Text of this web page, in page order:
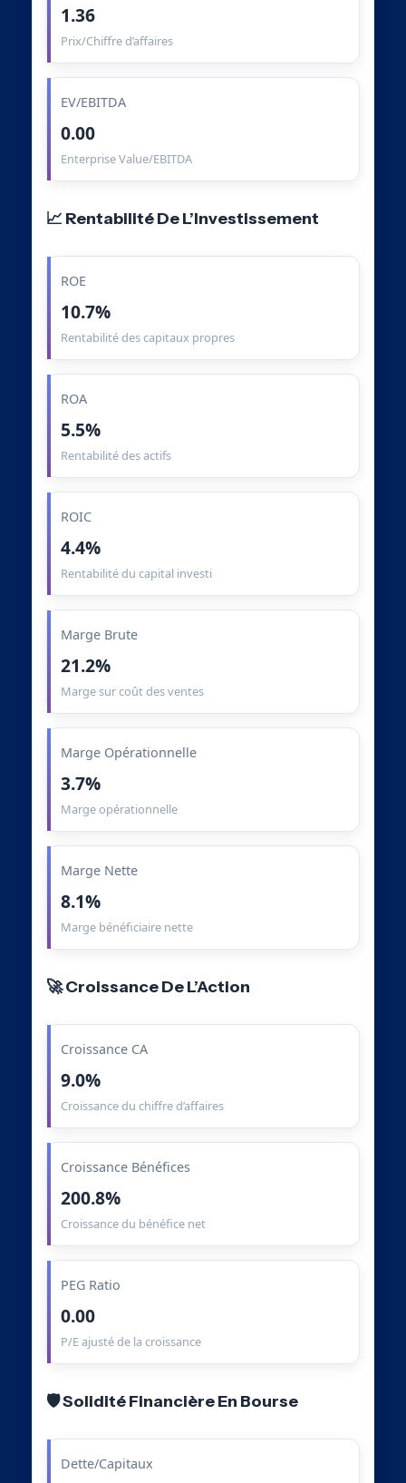
1.36
Prix/Chiffre d’affaires
EV/EBITDA
0.00
Enterprise Value/EBITDA
📈 Rentabilité De L’Investissement
ROE
10.7%
Rentabilité des capitaux propres
ROA
5.5%
Rentabilité des actifs
ROIC
4.4%
Rentabilité du capital investi
Marge Brute
21.2%
Marge sur coût des ventes
Marge Opérationnelle
3.7%
Marge opérationnelle
Marge Nette
8.1%
Marge bénéficiaire nette
🚀 Croissance De L’Action
Croissance CA
9.0%
Croissance du chiffre d’affaires
Croissance Bénéfices
200.8%
Croissance du bénéfice net
PEG Ratio
0.00
P/E ajusté de la croissance
🛡️ Solidité Financière En Bourse
Dette/Capitaux